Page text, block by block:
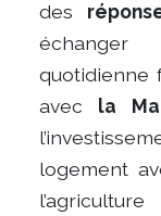
des
quotidienne
avec la
logement